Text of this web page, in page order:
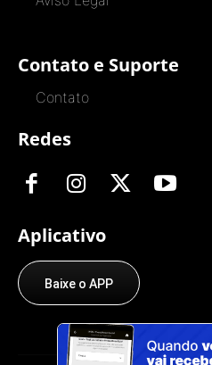
Contato e Suporte
Contato
Redes
Aplicativo
Baixe o APP